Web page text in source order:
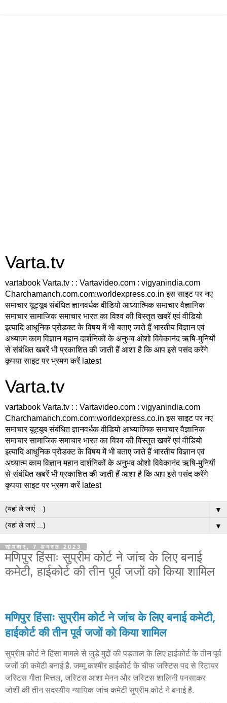
Varta.tv
vartabook Varta.tv : : Vartavideo.com : vigyanindia.com
Charchamanch.com.com:worldexpress.co.in इस साइट पर नए
समाचार यूट्यूब संबंधित ज्ञानवर्धक वीडियो आध्यात्मिक समाचार वैज्ञानिक
समाचार सामाजिक समाचार भारत का विश्व की विस्तृत खबरें एवं वीडियो
इत्यादि आधुनिक प्रोडक्ट के विषय में भी बताए जाते हैं भारतीय विज्ञान एवं
अध्यात्म काम विज्ञान महान दार्शनिकों के अनुभव ओशो विवेकानंद ऋषि-मुनियों
से संबंधित खबरें भी प्रकाशित की जाती हैं आशा है कि आप इसे पसंद करेंगे
कृपया साइट पर भ्रमण करें latest
Varta.tv
vartabook Varta.tv : : Vartavideo.com : vigyanindia.com
Charchamanch.com.com:worldexpress.co.in इस साइट पर नए
समाचार यूट्यूब संबंधित ज्ञानवर्धक वीडियो आध्यात्मिक समाचार वैज्ञानिक
समाचार सामाजिक समाचार भारत का विश्व की विस्तृत खबरें एवं वीडियो
इत्यादि आधुनिक प्रोडक्ट के विषय में भी बताए जाते हैं भारतीय विज्ञान एवं
अध्यात्म काम विज्ञान महान दार्शनिकों के अनुभव ओशो विवेकानंद ऋषि-मुनियों
से संबंधित खबरें भी प्रकाशित की जाती हैं आशा है कि आप इसे पसंद करेंगे
कृपया साइट पर भ्रमण करें latest
▼
▼
सोमवार, 7 अगस्त 2023
मणिपुर हिंसाः सुप्रीम कोर्ट ने जांच के लिए बनाई
कमेटी, हाईकोर्ट की तीन पूर्व जजों को किया शामिल
मणिपुर हिंसाः सुप्रीम कोर्ट ने जांच के लिए बनाई कमेटी,
हाईकोर्ट की तीन पूर्व जजों को किया शामिल
सुप्रीम कोर्ट ने हिंसा मामले से जुड़े मुद्दों की पड़ताल के लिए हाईकोर्ट के तीन पूर्व
जजों की कमेटी बनाई है. जम्मू कश्मीर हाईकोर्ट के चीफ जस्टिस पद से रिटायर
जस्टिस गीता मित्तल, जस्टिस आशा मेनन और जस्टिस शालिनी पनसाकर
जोशी की तीन सदस्यीय न्यायिक जांच कमेटी सुप्रीम कोर्ट ने बनाई है.